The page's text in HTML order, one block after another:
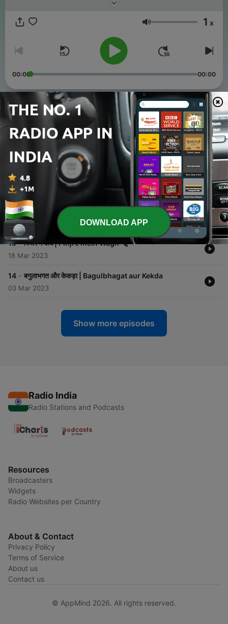
Volume 1 x
00:00 00:00
Episodes
18 - बीरबल की होशियारी और आगरा के कौए | Birbal Ki Hoshiyari aur
Agra ke Kauuae
04 May 2023
17 - राजकुमारी का हार | Rajkumari Ka Haar
09 Apr 2023
16 - होशियार सियार | Hoshiyaar Siyaar
25 Mar 2023
15 - पिंजरे में बाघ | Pinjre mein Wagh 🐅
18 Mar 2023
14 - बगुलाभगत और केकड़ा | Bagulbhagat aur Kekda
03 Mar 2023
Show more episodes
Radio India
Radio Stations and Podcasts
Resources
Broadcasters
Widgets
Radio Websites per Country
About & Contact
Privacy Policy
Terms of Service
About us
Contact us
© AppMind 2026. All rights reserved.
DOWNLOAD APP